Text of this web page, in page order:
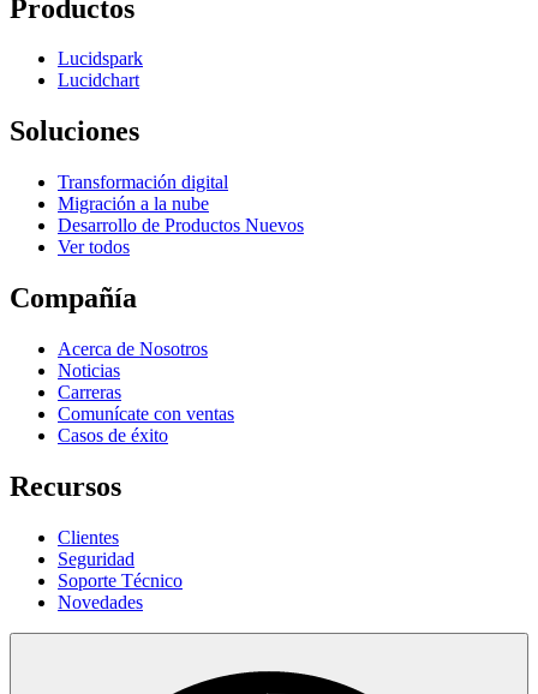
Productos
Lucidspark
Lucidchart
Soluciones
Transformación digital
Migración a la nube
Desarrollo de Productos Nuevos
Ver todos
Compañía
Acerca de Nosotros
Noticias
Carreras
Comunícate con ventas
Casos de éxito
Recursos
Clientes
Seguridad
Soporte Técnico
Novedades